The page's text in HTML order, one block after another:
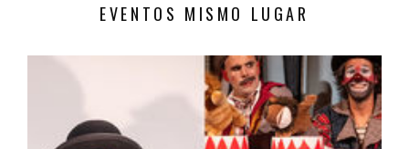
EVENTOS MISMO LUGAR